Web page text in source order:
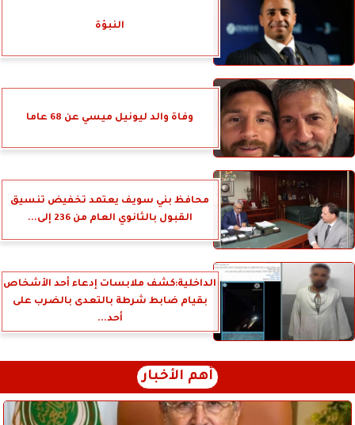
النبؤة
وفاة والد ليونيل ميسي عن 68 عاما
محافظ بني سويف يعتمد تخفيض تنسيق
القبول بالثانوي العام من 236 إلى...
الداخلية:كشف ملابسات إدعاء أحد الأشخاص
بقيام ضابط شرطة بالتعدى بالضرب على
أحد...
أهم الأخبار